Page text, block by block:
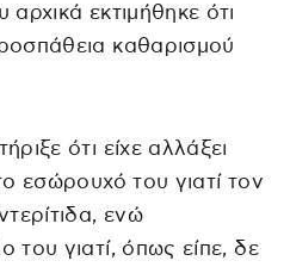
εκτιμήθηκε ότι
καθαρισμού
ότι είχε αλλάξει
εσώρουχό του γιατί τον
ενώ
του γιατί, όπως είπε, δε